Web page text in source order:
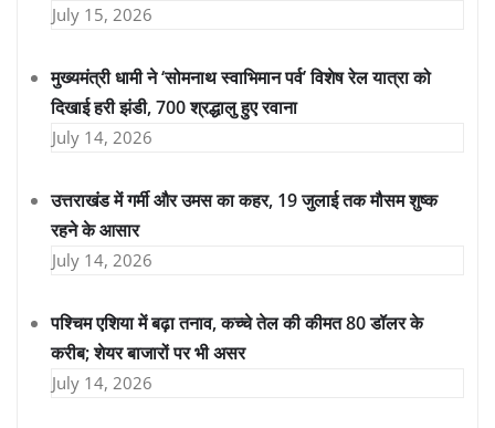
July 15, 2026
मुख्यमंत्री धामी ने ‘सोमनाथ स्वाभिमान पर्व’ विशेष रेल यात्रा को
दिखाई हरी झंडी, 700 श्रद्धालु हुए रवाना
July 14, 2026
उत्तराखंड में गर्मी और उमस का कहर, 19 जुलाई तक मौसम शुष्क
रहने के आसार
July 14, 2026
पश्चिम एशिया में बढ़ा तनाव, कच्चे तेल की कीमत 80 डॉलर के
करीब; शेयर बाजारों पर भी असर
July 14, 2026